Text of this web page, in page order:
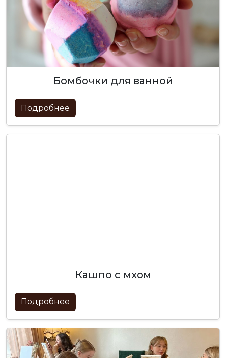
бомбочки для ванной
Подробнее
кашпо с мхом
Подробнее